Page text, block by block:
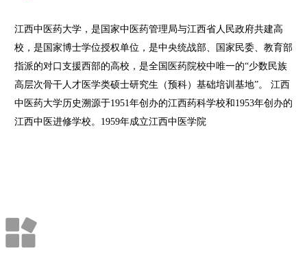
江西中医药大学，是国家中医药管理局与江西省人民政府共建高
校，是国家博士学位授权单位，是中央统战部、国家民委、教育部
指派的对口支援西部的高校，是全国医药院校中唯一的“少数民族
高层次骨干人才医学类硕士研究生（预科）基础培训基地”。 江西
中医药大学历史溯源于1951年创办的江西药科学校和1953年创办的
江西中医进修学校。1959年成立江西中医学院